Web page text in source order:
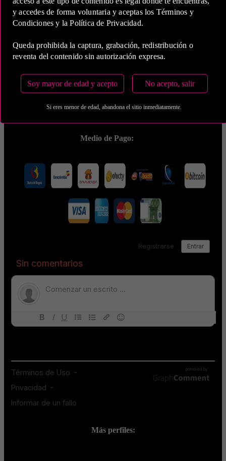
y accedes de forma voluntaria y aceptas los Términos y
Condiciones y la Política de Privacidad.
Queda prohibida la captura, grabación, redistribución o
reventa del contenido sin autorización expresa.
Soy mayor de edad y acepto No acepto, salir
Si eres menor de edad, abandona el sitio inmediatamente.
COP 2,100,000.00
5 Horas
COP 4,700,000.00
Medio de Pago:
Más perfiles: